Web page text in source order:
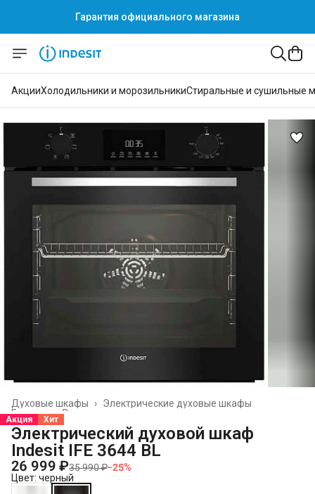
Гарантия официального магазина
АкцииХолодильники и морозильникиСтиральные и сушильные
Электрические духовые шкафы
Духовые шкафы
›
Встраиваемая техника
Главная ›
Акция Хит
Электрический духовой шкаф
Indesit IFE 3644 BL
26 999 ₽35 990 ₽−25%
Цвет: черный